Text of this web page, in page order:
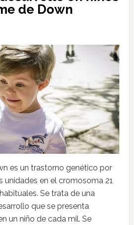
de Down
es un trastorno genético por
unidades en el cromosoma 21
Se trata de una
que se presenta
un niño de cada mil. Se